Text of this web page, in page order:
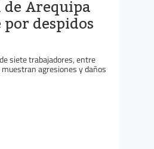
Arequipa
despidos
siete trabajadores, entre
agresiones y daños